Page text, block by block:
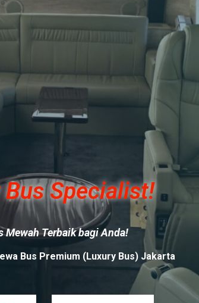
Specialist!
Mewah Terbaik bagi Anda!
Bus Premium (Luxury Bus) Jakarta